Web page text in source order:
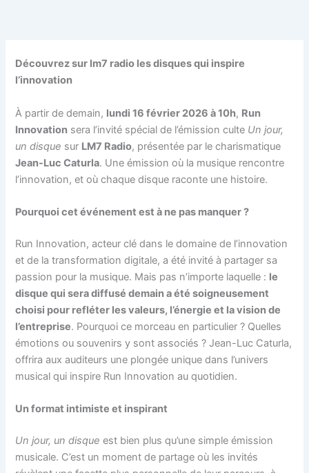
Découvrez sur lm7 radio les disques qui inspire
l’innovation
À partir de demain, lundi 16 février 2026 à 10h, Run
Innovation sera l’invité spécial de l’émission culte Un jour,
un disque sur LM7 Radio, présentée par le charismatique
Jean-Luc Caturla. Une émission où la musique rencontre
l’innovation, et où chaque disque raconte une histoire.
Pourquoi cet événement est à ne pas manquer ?
Run Innovation, acteur clé dans le domaine de l’innovation
et de la transformation digitale, a été invité à partager sa
passion pour la musique. Mais pas n’importe laquelle : le
disque qui sera diffusé demain a été soigneusement
choisi pour refléter les valeurs, l’énergie et la vision de
l’entreprise. Pourquoi ce morceau en particulier ? Quelles
émotions ou souvenirs y sont associés ? Jean-Luc Caturla,
offrira aux auditeurs une plongée unique dans l’univers
musical qui inspire Run Innovation au quotidien.
Un format intimiste et inspirant
Un jour, un disque est bien plus qu’une simple émission
musicale. C’est un moment de partage où les invités